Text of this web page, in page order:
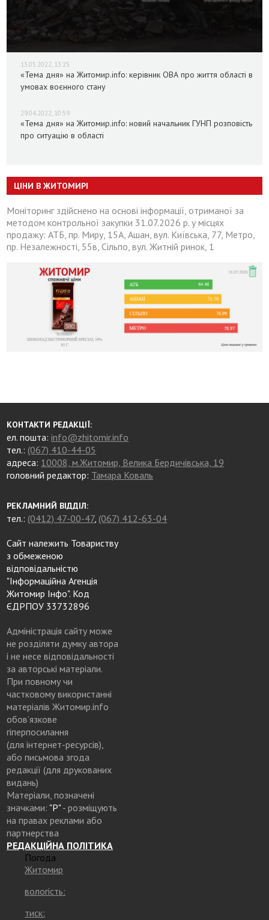
13.05.2022, 13:25
«Тема дня» на Житомир.info: керівник ОВА про життя області в
умовах воєнного стану
29.04.2022, 10:59
«Тема дня» на Житомир.info: новий начальник ГУНП розповість
про ситуацію в області
ЦІНИ В ЖИТОМИРІ
Моніторинг здійснено на основі інформації, отриманої за
методом контрольної закупки 31.07.2026 р. у місцях
продажу: АТБ, пр. Миру, 15А, Ашан, вул. Київська, 77, Метро,
пр. Незалежності, 55в, Сільпо, вул. Житній ринок, 1
КОНТАКТИ РЕДАКЦІЇ:
ел. пошта:info@zhitomir.info
тел.: (067) 410-44-05
адреса: 10008, м.Житомир, Велика Бердичівська, 19
головний редактор: Тамара Коваль
РЕКЛАМНИЙ ВІДДІЛ:
тел.: (0412) 47-00-47, (067) 412-63-04
Сайт належить Товариству
з обмеженою
відповідальністю
"Інформаційна Агенція
Житомир Інфо". Код
ЄДРПОУ 33732896
Адміністрація сайту може
не розділяти думку автора
і не несе відповідальності
за авторські матеріали.
При повному чи
частковому використанні
матеріалів Житомир.info
обов’язкове
гіперпосилання
(для інтернет-ресурсів),
або письмова згода
редакції (для друкованих
видань)
Матеріали, позначені
значками: "Р"- розміщують
на правах реклами або
партнерства
РЕДАКЦІЙНА ПОЛІТИКА
Погода
Житомир
вологість:
тиск: